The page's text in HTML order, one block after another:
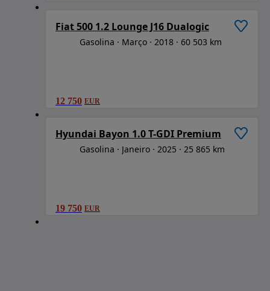
Fiat 500 1.2 Lounge J16 Dualogic
Gasolina Março 2018 60 503 km
12 750 EUR
Hyundai Bayon 1.0 T-GDI Premium
Gasolina Janeiro 2025 25 865 km
19 750 EUR